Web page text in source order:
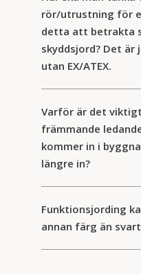
rör/utrustning för
detta att betrakta
skyddsjord? Det
utan EX/ATEX.
Varför är det
främmande
kommer in i byggnaden och inte en bit
längre in?
Funktionsjording
annan färg än